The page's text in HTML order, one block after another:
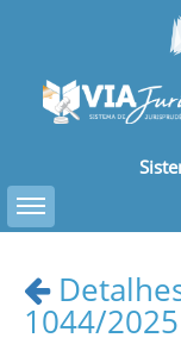
Toggle sidebar
1044/